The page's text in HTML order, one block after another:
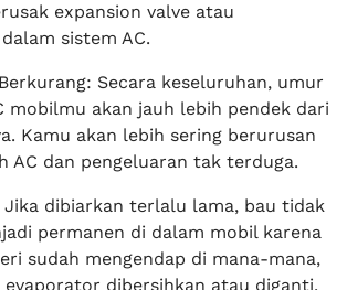
expansion valve atau
sistem AC.
Secara keseluruhan, umur
mobilmu akan jauh lebih pendek dari
Kamu akan lebih sering berurusan
AC dan pengeluaran tak terduga.
Jika dibiarkan terlalu lama, bau tidak
permanen di dalam mobil karena
sudah mengendap di mana-mana,
evaporator dibersihkan atau diganti.